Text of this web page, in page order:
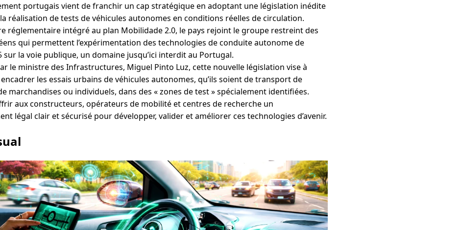
portugais vient de franchir un cap stratégique en adoptant une législation inédite
réalisation de tests de véhicules autonomes en conditions réelles de circulation.
réglementaire intégré au plan Mobilidade 2.0, le pays rejoint le groupe restreint des
qui permettent l’expérimentation des technologies de conduite autonome de
sur la voie publique, un domaine jusqu’ici interdit au Portugal.
le ministre des Infrastructures, Miguel Pinto Luz, cette nouvelle législation vise à
les essais urbains de véhicules autonomes, qu’ils soient de transport de
marchandises ou individuels, dans des « zones de test » spécialement identifiées.
aux constructeurs, opérateurs de mobilité et centres de recherche un
légal clair et sécurisé pour développer, valider et améliorer ces technologies d’avenir.